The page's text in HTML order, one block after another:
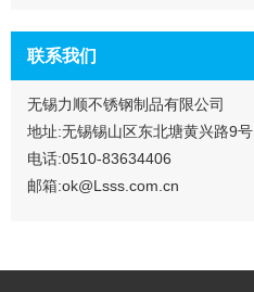
联系我们
无锡力顺不锈钢制品有限公司
地址:无锡锡山区东北塘黄兴路9号
电话:0510-83634406
邮箱:ok@Lsss.com.cn